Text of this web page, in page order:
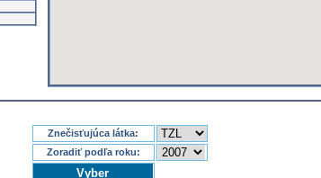
Znečisťujúca látka:
Zoradiť podľa roku: